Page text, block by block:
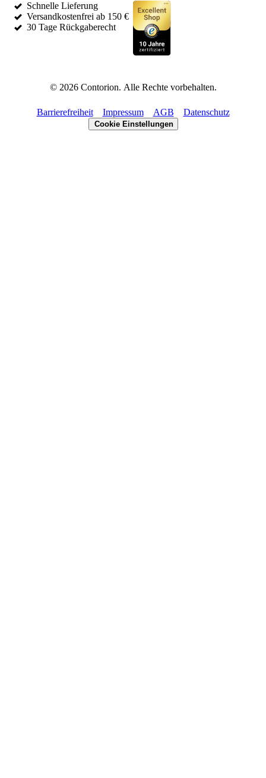
Schnelle Lieferung
Versandkostenfrei ab 150 €
30 Tage Rückgaberecht
© 2026Contorion. Alle Rechte vorbehalten.
Barrierefreiheit Impressum AGB Datenschutz
Cookie Einstellungen